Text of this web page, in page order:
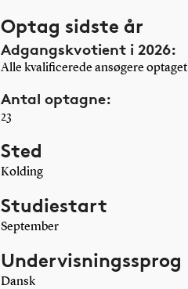
Optag sidste år
Adgangskvotient i 2026:
Alle kvalificerede ansøgere optaget
Antal optagne:
23
Sted
Kolding
Studiestart
September
Undervisningssprog
Dansk